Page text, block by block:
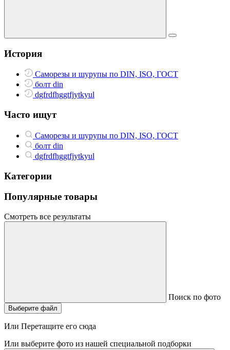
История
Саморезы и шурупы по DIN, ISO, ГОСТ
болт din
dgfrdfhggtfjytkyul
Часто ищут
Саморезы и шурупы по DIN, ISO, ГОСТ
болт din
dgfrdfhggtfjytkyul
Категории
Популярные товары
Смотреть все результаты
Поиск по фото
Выберите файл
Или Перетащите его сюда
Или выберите фото из нашей специальной подборки